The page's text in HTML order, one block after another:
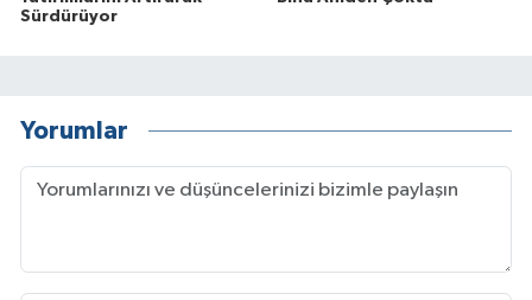
Sürdürüyor
Yorumlar